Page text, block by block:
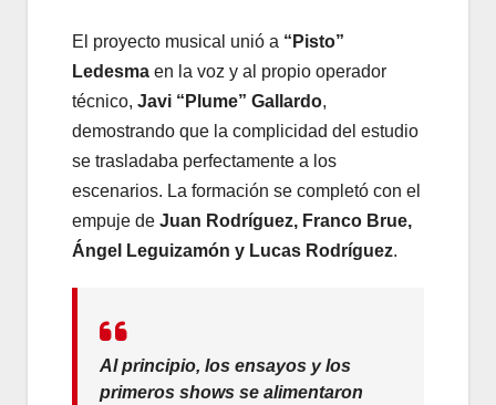
El proyecto musical unió a “Pisto”
Ledesma en la voz y al propio operador
técnico, Javi “Plume” Gallardo,
demostrando que la complicidad del estudio
se trasladaba perfectamente a los
escenarios. La formación se completó con el
empuje de Juan Rodríguez, Franco Brue,
Ángel Leguizamón y Lucas Rodríguez.
Al principio, los ensayos y los
primeros shows se alimentaron